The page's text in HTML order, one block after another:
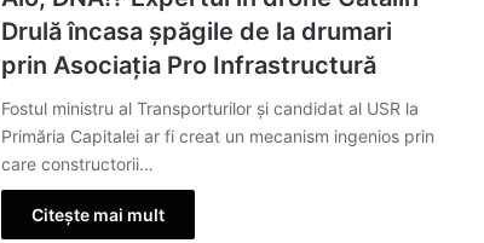
Drulă încasa șpăgile de la drumari
prin Asociația Pro Infrastructură
Fostul ministru al Transporturilor și candidat al USR la
Primăria Capitalei ar fi creat un mecanism ingenios prin
care constructorii…
Citește mai mult